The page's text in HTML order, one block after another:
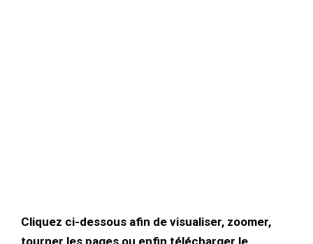
Cliquez ci-dessous afin de visualiser, zoomer,
tourner les pages ou enfin télécharger le